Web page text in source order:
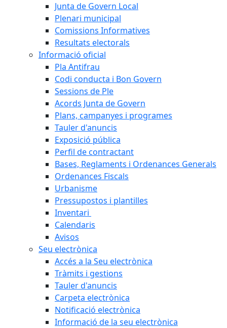
Junta de Govern Local
Plenari municipal
Comissions Informatives
Resultats electorals
Informació oficial
Pla Antifrau
Codi conducta i Bon Govern
Sessions de Ple
Acords Junta de Govern
Plans, campanyes i programes
Tauler d'anuncis
Exposició pública
Perfil de contractant
Bases, Reglaments i Ordenances Generals
Ordenances Fiscals
Urbanisme
Pressupostos i plantilles
Inventari
Calendaris
Avisos
Seu electrònica
Accés a la Seu electrònica
Tràmits i gestions
Tauler d'anuncis
Carpeta electrònica
Notificació electrònica
Informació de la seu electrònica